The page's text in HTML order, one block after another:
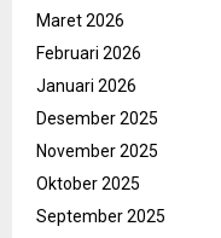
Maret 2026
Februari 2026
Januari 2026
Desember 2025
November 2025
Oktober 2025
September 2025